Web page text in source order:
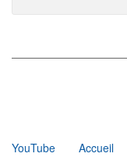
YouTube
Accueil